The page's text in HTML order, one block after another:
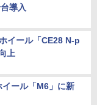
導入
イール「CE28 N-p
上
ール「M6」に新